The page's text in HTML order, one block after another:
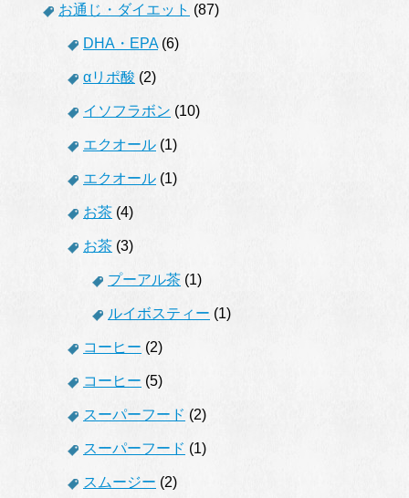
お通じ・ダイエット (87)
DHA・EPA(6)
αリポ酸 (2)
イソフラボン (10)
エクオール (1)
エクオール (1)
お茶 (4)
お茶 (3)
プーアル茶 (1)
ルイボスティー (1)
コーヒー (2)
コーヒー (5)
スーパーフード (2)
スーパーフード (1)
スムージー (2)